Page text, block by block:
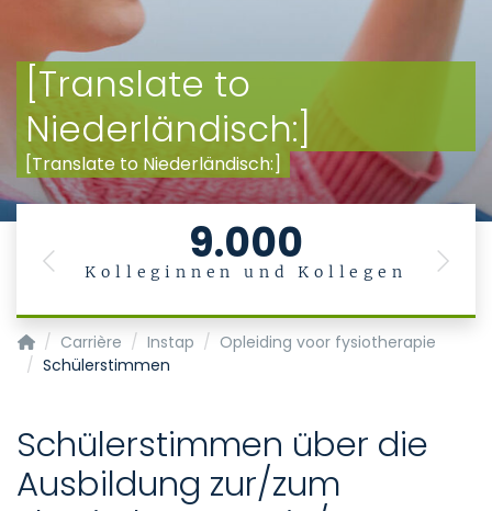
[Translate to
Niederländisch:]
[Translate to Niederländisch:]
9.000
Kolleginnen und Kollegen
Previous Next
Startpagina
Carrière Instap
Opleiding voor fysiotherapie
Schülerstimmen
Schülerstimmen über die
Ausbildung zur/zum